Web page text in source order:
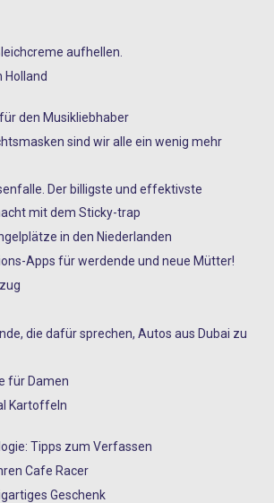
aufhellen.
Holland
den Musikliebhaber
sind wir alle ein wenig mehr
Der billigste und effektivste
mit dem Sticky-trap
in den Niederlanden
Apps für werdende und neue Mütter!
die dafür sprechen, Autos aus Dubai zu
für Damen
Kartoffeln
Tipps zum Verfassen
Cafe Racer
Geschenk